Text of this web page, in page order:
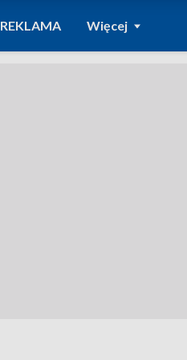
REKLAMA Więcej